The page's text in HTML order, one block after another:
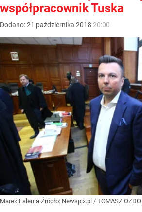
współpracownik Tuska
Dodano:21 października 2018 20:00
Marek Falenta Źródło: Newspix.pl / TOMASZ